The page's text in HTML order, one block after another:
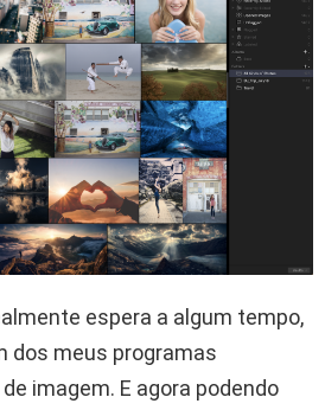
espera a algum tempo,
dos meus programas
imagem. E agora podendo